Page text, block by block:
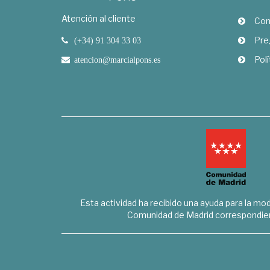
Atención al cliente
(+34) 91 304 33 03
atencion@marcialpons.es
Esta actividad ha recibido una ayuda para la
Comunidad de Madrid